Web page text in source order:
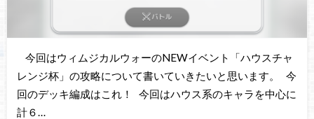
今回はウィムジカルウォーのNEWイベント「ハウスチャ
レンジ杯」の攻略について書いていきたいと思います。 今
回のデッキ編成はこれ！ 今回はハウス系のキャラを中心に
計６…